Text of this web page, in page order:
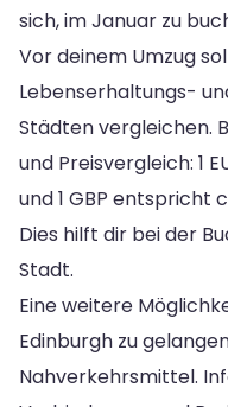
sich, im Januar zu
Vor deinem Umzug
Lebenserhaltungs-
Städten vergleichen.
und Preisvergleich: 1
und 1 GBP entspricht
Dies hilft dir bei der
Stadt.
Eine weitere
Edinburgh zu
Nahverkehrsmittel.